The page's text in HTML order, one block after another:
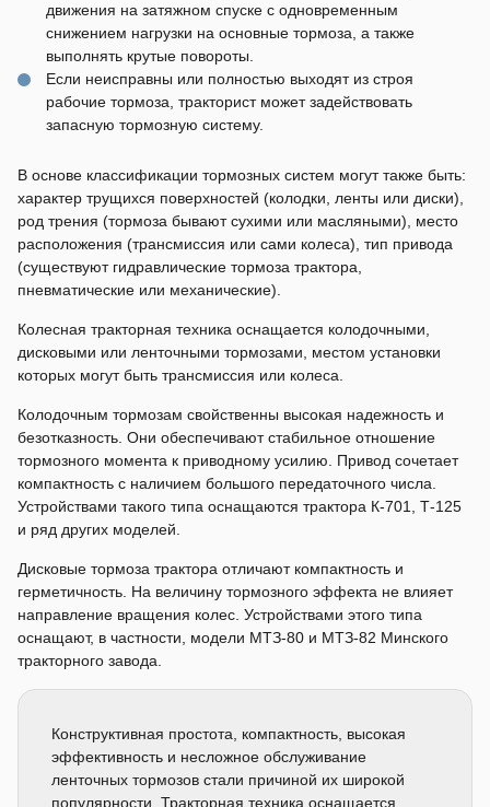
движения на затяжном спуске с одновременным
снижением нагрузки на основные тормоза, а также
выполнять крутые повороты.
Если неисправны или полностью выходят из строя
рабочие тормоза, тракторист может задействовать
запасную тормозную систему.
В основе классификации тормозных систем могут также быть:
характер трущихся поверхностей (колодки, ленты или диски),
род трения (тормоза бывают сухими или масляными), место
расположения (трансмиссия или сами колеса), тип привода
(существуют гидравлические тормоза трактора,
пневматические или механические).
Колесная тракторная техника оснащается колодочными,
дисковыми или ленточными тормозами, местом установки
которых могут быть трансмиссия или колеса.
Колодочным тормозам свойственны высокая надежность и
безотказность. Они обеспечивают стабильное отношение
тормозного момента к приводному усилию. Привод сочетает
компактность с наличием большого передаточного числа.
Устройствами такого типа оснащаются трактора К-701, Т-125
и ряд других моделей.
Дисковые тормоза трактора отличают компактность и
герметичность. На величину тормозного эффекта не влияет
направление вращения колес. Устройствами этого типа
оснащают, в частности, модели МТЗ-80 и МТЗ-82 Минского
тракторного завода.
Конструктивная простота, компактность, высокая
эффективность и несложное обслуживание
ленточных тормозов стали причиной их широкой
популярности. Тракторная техника оснащается